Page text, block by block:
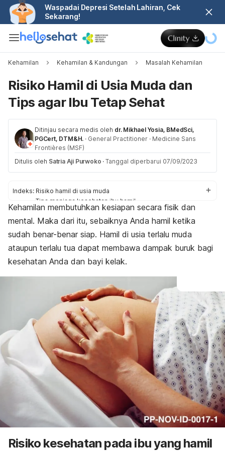
Waspadai Depresi Setelah Lahiran, Cek
Sekarang!
Kehamilan Kehamilan & Kandungan Masalah Kehamilan
Risiko Hamil di Usia Muda dan
Tips agar Ibu Tetap Sehat
Ditinjau secara medis oleh dr. Mikhael Yosia, BMedSci,
PGCert, DTM&H. · General Practitioner · Medicine Sans
Frontières (MSF)
Ditulis oleh Satria Aji Purwoko · Tanggal diperbarui 07/09/2023
Indeks: Risiko hamil di usia muda
Tips menjaga kesehatan ibu hamil
Mencegah kehamilan di usia muda
Kehamilan membutuhkan kesiapan secara fisik dan
mental. Maka dari itu, sebaiknya Anda hamil ketika
sudah benar-benar siap. Hamil di usia terlalu muda
ataupun terlalu tua dapat membawa dampak buruk bagi
kesehatan Anda dan bayi kelak.
Risiko kesehatan pada ibu yang hamil